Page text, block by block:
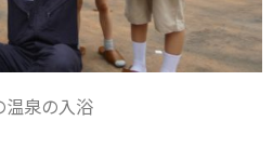
温泉の入浴